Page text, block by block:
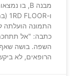
התמונה הועלתה
כתבה: "אל
השפה. בושה שאף
הרופאים, לא